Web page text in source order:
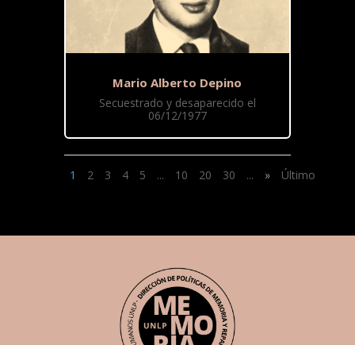
Mario Alberto Depino
Secuestrado y desaparecido el
06/12/1977
1 2 3 4 5 ... 10 20 30 ... » Último